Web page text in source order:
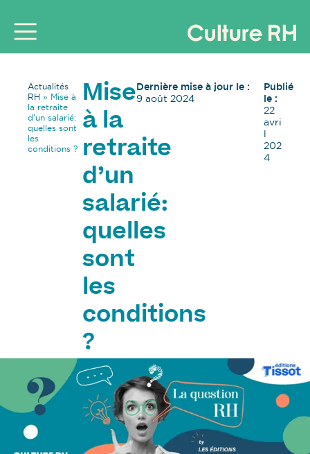
Actualités
RH » Mise à
la retraite
d’un salarié:
quelles sont
les
conditions ?
Mise
à la
retraite
d’un
salarié:
quelles
sont
les
conditions
?
Dernière mise à jour le :
9 août 2024
Publié
le :
22
avri
l
202
4